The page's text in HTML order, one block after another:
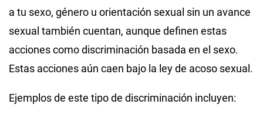
a tu sexo, género u orientación sexual sin un avance
sexual también cuentan, aunque definen estas
acciones como discriminación basada en el sexo.
Estas acciones aún caen bajo la ley de acoso sexual.
Ejemplos de este tipo de discriminación incluyen: